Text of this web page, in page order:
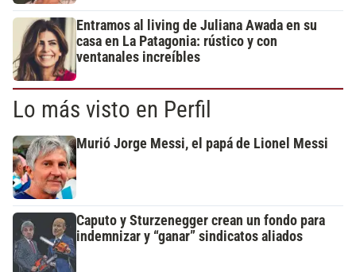
Entramos al living de Juliana Awada en su
casa en La Patagonia: rústico y con
ventanales increíbles
Lo más visto en Perfil
Murió Jorge Messi, el papá de Lionel Messi
Caputo y Sturzenegger crean un fondo para
indemnizar y “ganar” sindicatos aliados